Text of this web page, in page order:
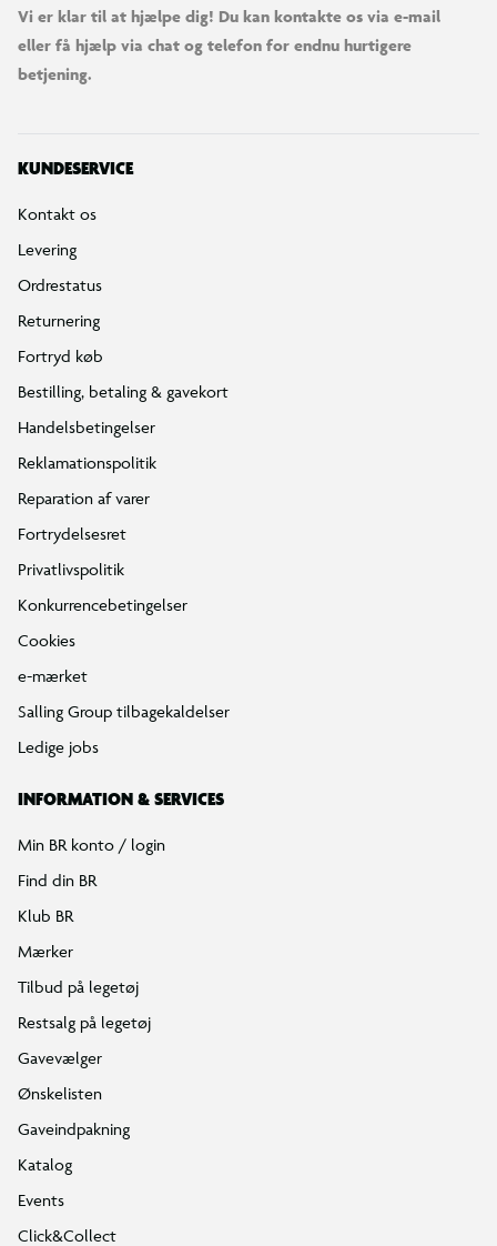
Vi er klar til at hjælpe dig! Du kan kontakte os via e-mail
eller få hjælp via chat og telefon for endnu hurtigere
betjening.
KUNDESERVICE
Kontakt os
Levering
Ordrestatus
Returnering
Fortryd køb
Bestilling, betaling & gavekort
Handelsbetingelser
Reklamationspolitik
Reparation af varer
Fortrydelsesret
Privatlivspolitik
Konkurrencebetingelser
Cookies
e-mærket
Salling Group tilbagekaldelser
Ledige jobs
INFORMATION & SERVICES
Min BR konto / login
Find din BR
Klub BR
Mærker
Tilbud på legetøj
Restsalg på legetøj
Gavevælger
Ønskelisten
Gaveindpakning
Katalog
Events
Click&Collect